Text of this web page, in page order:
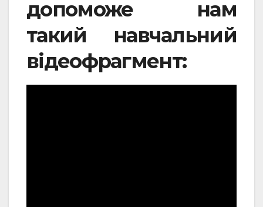
допоможе нам
такий навчальний
відеофрагмент: